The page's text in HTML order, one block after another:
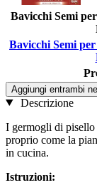
Bavicchi Semi
Bavicchi Semi
Aggiungi entrambi
Descrizione
I germogli di pisello
proprio come la
in cucina.
Istruzioni: